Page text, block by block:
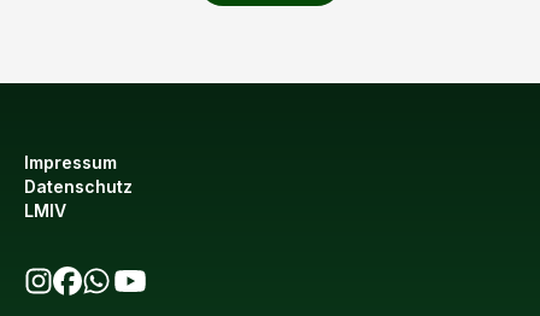
Impressum
Datenschutz
LMIV